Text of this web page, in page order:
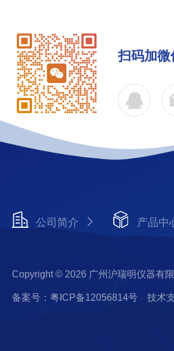
扫码加微
公司简介 产品中
Copyright © 2026 广州沪瑞明仪器有
备案号：粤ICP备12056814号 技术